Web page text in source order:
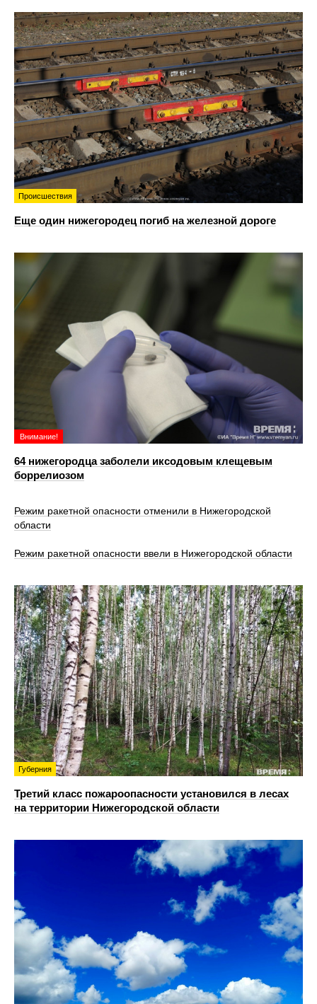
Происшествия
Еще один нижегородец погиб на железной дороге
Внимание!
64 нижегородца заболели иксодовым клещевым
боррелиозом
Режим ракетной опасности отменили в Нижегородской
области
Режим ракетной опасности ввели в Нижегородской области
Губерния
Третий класс пожароопасности установился в лесах
на территории Нижегородской области